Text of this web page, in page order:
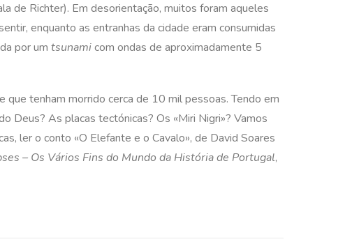
de Richter). Em desorientação, muitos foram aqueles
enquanto as entranhas da cidade eram consumidas
por um tsunamicom ondas de aproximadamente 5
tenham morrido cerca de 10 mil pessoas. Tendo em
Deus? As placas tectónicas? Os «Miri Nigri»? Vamos
ler o conto «O Elefante e o Cavalo», de David Soares
– Os Vários Fins do Mundo da História de Portugal,